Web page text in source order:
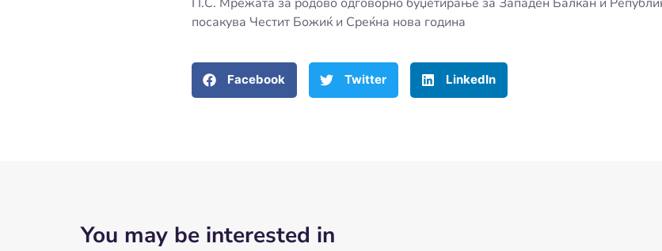
П.С. Мрежата за родово одговорно буџетирање за Западен Балкан и
посакува Честит Божиќ и Среќна нова година
Facebook Twitter LinkedIn
You may be interested in